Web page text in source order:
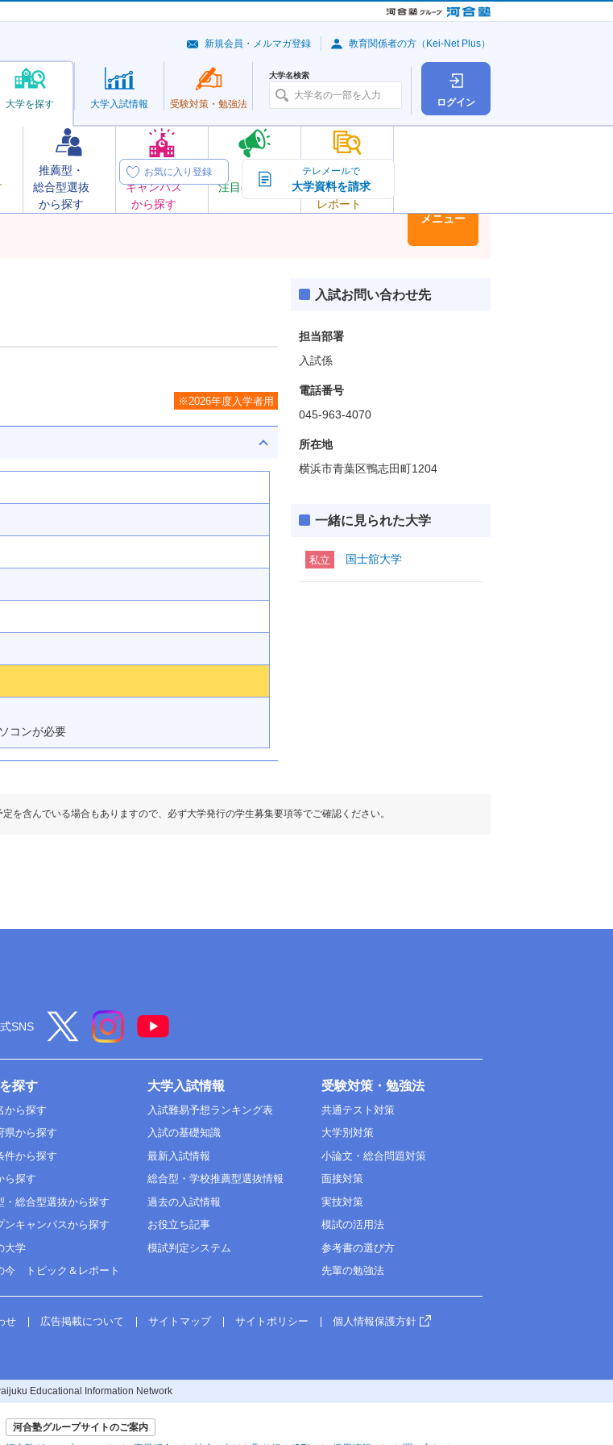
ログイン
大学を探す
推薦型・
総合型選抜
から探す
オープン
キャンパス
から探す
注目の大学
大学の今
トピック＆
レポート
大学入試情報 受験対策・ 勉強法
大学名検索
新規会員・メルマガ登録 教育関係者の方（Kei-Net Plus）
お気に入り登録 テレメールで
大学資料を請求
メニュー
※2026年度入学者用
コンが必要
入試お問い合わせ先
担当部署
入試係
電話番号
045-963-4070
所在地
横浜市青葉区鴨志田町1204
一緒に見られた大学
私立 国士舘大学
を含んでいる場合もありますので、必ず大学発行の学生募集要項等でご確認ください。
SNS
探す
から探す
県から探す
件から探す
ら探す
・総合型選抜から探す
ンキャンパスから探す
大学
今 トピック＆レポート
大学入試情報
入試難易予想ランキング表
入試の基礎知識
最新入試情報
総合型・学校推薦型選抜情報
過去の入試情報
お役立ち記事
模試判定システム
受験対策・勉強法
共通テスト対策
大学別対策
小論文・総合問題対策
面接対策
実技対策
模試の活用法
参考書の選び方
先輩の勉強法
せ 広告掲載について サイトマップ サイトポリシー 個人情報保護方針
Educational Information Network
河合塾グループサイトのご案内